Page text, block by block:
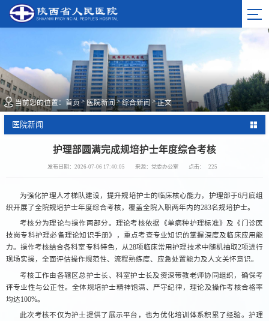
当前您的位置： 首页 > 医院新闻>综合新闻 >正文
医院新闻
护理部圆满完成规培护士年度综合考核
发布日期：2026-07-06 17:40:05 来源：党委办公室 点击： 225
为强化护理人才梯队建设，提升规培护士的临床核心能力，护理部于6月底组
织开展了全院规培护士年度综合考核，覆盖全院入职两年内的283名规培护士。
考核分为理论与操作两部分。理论考核依据《单病种护理标准》及《门诊医
技岗专科护理必备理论知识手册》，重点考查专业知识的掌握深度及临床应用能
力。操作考核结合各科室专科特色，从28项临床常用护理技术中随机抽取2项进行
现场实操，全面评估操作规范性、流程熟练度、应急处置能力及人文关怀意识。
考核工作由各辖区总护士长、科室护士长及资深带教老师协同组织，确保考
评专业性与公正性。全体规培护士精神饱满、严守纪律，理论及操作考核合格率
均达100%。
此次考核不仅为护士提供了展示平台，也为优化培训体系积累了经验。护理